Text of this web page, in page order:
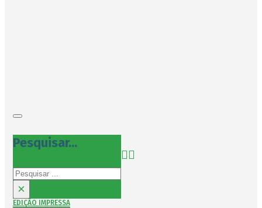
Pesquisar...
Pesquisar
×
EDIÇÃO IMPRESSA